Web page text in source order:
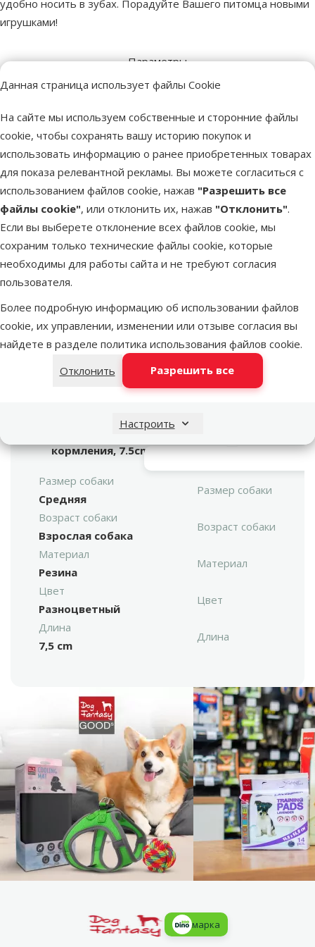
Данная страница использует файлы Cookie
На сайте мы используем собственные и сторонние файлы
cookie, чтобы сохранять вашу историю покупок и
использовать информацию о ранее приобретенных товарах
для показа релевантной рекламы. Вы можете согласиться с
использованием файлов cookie, нажав "Разрешить все
файлы cookie", или отклонить их, нажав "Отклонить".
Если вы выберете отклонение всех файлов cookie, мы
сохраним только технические файлы cookie, которые
необходимы для работы сайта и не требуют согласия
пользователя.
Более подробную информацию об использовании файлов
cookie, их управлении, изменении или отзыве согласия вы
найдете в разделе политика использования файлов cookie.
Отклонить
Разрешить все
Настроить
удобно носить в зубах. Порадуйте Вашего питомца новыми
игрушками!
Параметры
Средняя
Материал
Резина
Цвет
Разноцветный
Длина
7,5 cm
Бренд
Dog Fantasy
Номер в каталоге
72293
Лучшее для твоего питомца
Dino Zoo рекомендует
марка
Игрушка для собак -
треугольник с
кормления, 7.5cm
Размер собаки
Средняя
Размер собаки
Возраст собаки
Взрослая собака
Возраст собаки
Материал
Резина
Материал
Цвет
Разноцветный
Цвет
Длина
7,5 cm
Длина
марка